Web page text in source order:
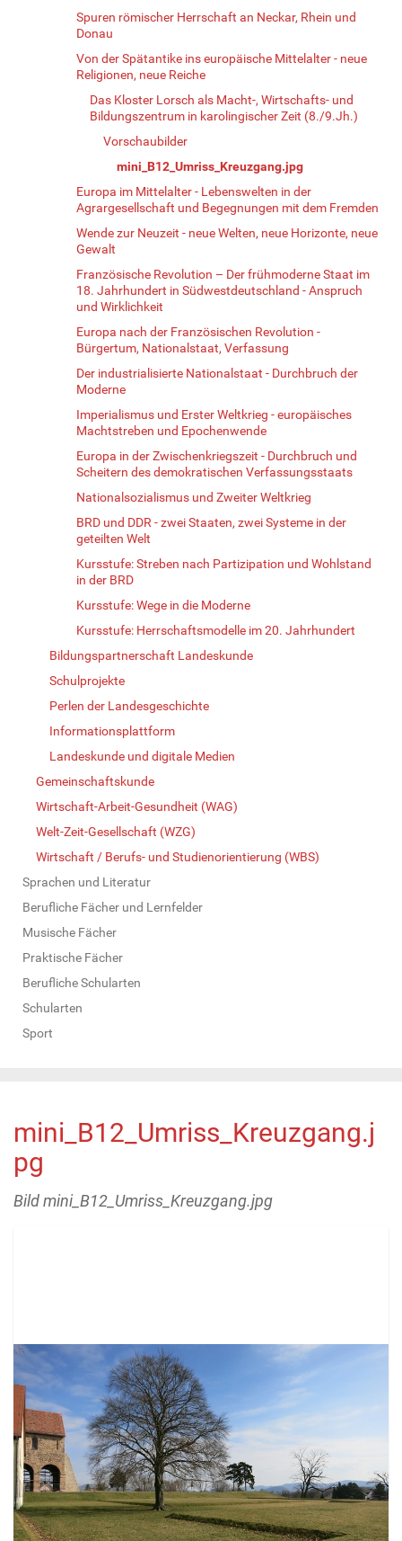
Spuren römischer Herrschaft an Neckar, Rhein und
Donau
Von der Spätantike ins europäische Mittelalter - neue
Religionen, neue Reiche
Das Kloster Lorsch als Macht-, Wirtschafts- und
Bildungszentrum in karolingischer Zeit (8./9.Jh.)
Vorschaubilder
mini_B12_Umriss_Kreuzgang.jpg
Europa im Mittelalter - Lebenswelten in der
Agrargesellschaft und Begegnungen mit dem Fremden
Wende zur Neuzeit - neue Welten, neue Horizonte, neue
Gewalt
Französische Revolution – Der frühmoderne Staat im
18. Jahrhundert in Südwestdeutschland - Anspruch
und Wirklichkeit
Europa nach der Französischen Revolution -
Bürgertum, Nationalstaat, Verfassung
Der industrialisierte Nationalstaat - Durchbruch der
Moderne
Imperialismus und Erster Weltkrieg - europäisches
Machtstreben und Epochenwende
Europa in der Zwischenkriegszeit - Durchbruch und
Scheitern des demokratischen Verfassungsstaats
Nationalsozialismus und Zweiter Weltkrieg
BRD und DDR - zwei Staaten, zwei Systeme in der
geteilten Welt
Kursstufe: Streben nach Partizipation und Wohlstand
in der BRD
Kursstufe: Wege in die Moderne
Kursstufe: Herrschaftsmodelle im 20. Jahrhundert
Bildungspartnerschaft Landeskunde
Schulprojekte
Perlen der Landesgeschichte
Informationsplattform
Landeskunde und digitale Medien
Gemeinschaftskunde
Wirtschaft-Arbeit-Gesundheit (WAG)
Welt-Zeit-Gesellschaft (WZG)
Wirtschaft / Berufs- und Studienorientierung (WBS)
Sprachen und Literatur
Berufliche Fächer und Lernfelder
Musische Fächer
Praktische Fächer
Berufliche Schularten
Schularten
Sport
mini_B12_Umriss_Kreuzgang.j
pg
Bild mini_B12_Umriss_Kreuzgang.jpg